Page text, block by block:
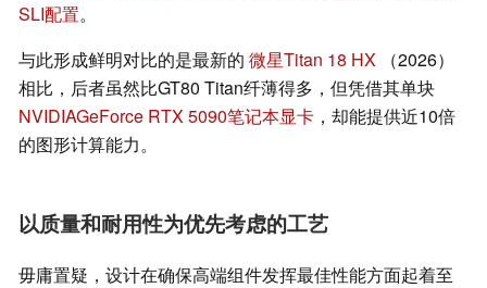
SLI配置。
与此形成鲜明对比的是最新的 微星Titan 18 HX （2026）
相比，后者虽然比GT80 Titan纤薄得多，但凭借其单块
NVIDIAGeForce RTX 5090笔记本显卡 ，却能提供近10倍
的图形计算能力。
以质量和耐用性为优先考虑的工艺
毋庸置疑，设计在确保高端组件发挥最佳性能方面起着至